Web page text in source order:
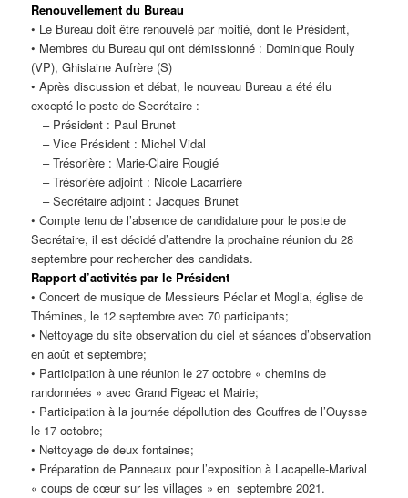
Renouvellement du Bureau
• Le Bureau doit être renouvelé par moitié, dont le Président,
• Membres du Bureau qui ont démissionné : Dominique Rouly
(VP), Ghislaine Aufrère (S)
• Après discussion et débat, le nouveau Bureau a été élu
excepté le poste de Secrétaire :
– Président : Paul Brunet
– Vice Président : Michel Vidal
– Trésorière : Marie-Claire Rougié
– Trésorière adjoint : Nicole Lacarrière
– Secrétaire adjoint : Jacques Brunet
• Compte tenu de l’absence de candidature pour le poste de
Secrétaire, il est décidé d’attendre la prochaine réunion du 28
septembre pour rechercher des candidats.
Rapport d’activités par le Président
• Concert de musique de Messieurs Péclar et Moglia, église de
Thémines, le 12 septembre avec 70 participants;
• Nettoyage du site observation du ciel et séances d’observation
en août et septembre;
• Participation à une réunion le 27 octobre « chemins de
randonnées » avec Grand Figeac et Mairie;
• Participation à la journée dépollution des Gouffres de l’Ouysse
le 17 octobre;
• Nettoyage de deux fontaines;
• Préparation de Panneaux pour l’exposition à Lacapelle-Marival
« coups de cœur sur les villages » en septembre 2021.